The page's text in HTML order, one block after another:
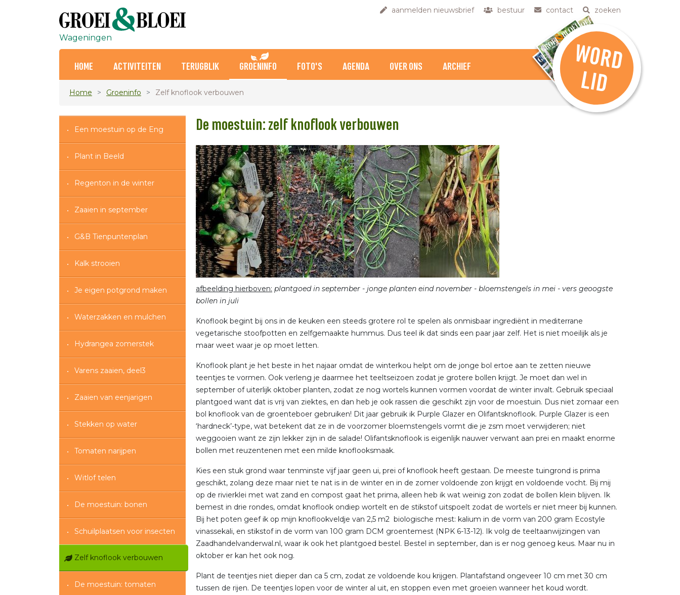
aanmelden nieuwsbrief bestuur contact zoeken
Wageningen
HOME ACTIVITEITEN TERUGBLIK GROENINFO FOTO'S AGENDA OVER ONS ARCHIEF W
O
R
D
L
ID
Home Groeninfo Zelf knoflook verbouwen
Een moestuin op de Eng
Plant in Beeld
Regenton in de winter
Zaaien in september
G&B Tienpuntenplan
Kalk strooien
Je eigen potgrond maken
Waterzakken en mulchen
Hydrangea zomerstek
Varens zaaien, deel3
Zaaien van eenjarigen
Stekken op water
Tomaten narijpen
Witlof telen
De moestuin: bonen
Schuilplaatsen voor insecten
Zelf knoflook verbouwen
De moestuin: tomaten
De moestuin: zelf knoflook verbouwen
afbeelding hierboven: plantgoed in september - jonge planten eind november - bloemstengels in mei - vers geoogste
bollen in juli
Knoflook begint bij ons in de keuken een steeds grotere rol te spelen als onmisbaar ingrediënt in mediterrane
vegetarische stoofpotten en zelfgemaakte hummus. Dus teel ik dat sinds een paar jaar zelf. Het is niet moeilijk als je
maar weet waar je op moet letten.
Knoflook plant je het beste in het najaar omdat de winterkou helpt om de jonge bol ertoe aan te zetten nieuwe
teentjes te vormen. Ook verleng je daarmee het teeltseizoen zodat je grotere bollen krijgt. Je moet dan wel in
september of uiterlijk oktober planten, zodat ze nog wortels kunnen vormen voordat de winter invalt. Gebruik speciaal
plantgoed want dat is vrij van ziektes, en dan heb je ook rassen die geschikt zijn voor de moestuin. Dus niet zomaar een
bol knoflook van de groenteboer gebruiken! Dit jaar gebruik ik Purple Glazer en Olifantsknoflook. Purple Glazer is een
‘hardneck’-type, wat betekent dat ze in de voorzomer bloemstengels vormt die je zsm moet verwijderen; niet
weggooien want ze zijn lekker zijn in de salade! Olifantsknoflook is eigenlijk nauwer verwant aan prei en maakt enorme
bollen met reuzentenen met een milde knoflooksmaak.
Kies een stuk grond waar tenminste vijf jaar geen ui, prei of knoflook heeft gestaan. De meeste tuingrond is prima
geschikt, zolang deze maar niet te nat is in de winter en in de zomer voldoende zon krijgt en voldoende vocht. Bij mij
op de rivierklei met wat zand en compost gaat het prima, alleen heb ik wat weinig zon zodat de bollen klein blijven. Ik
bemest in drie rondes, omdat knoflook ondiep wortelt en de stikstof uitspoelt zodat de wortels er niet meer bij kunnen.
Bij het poten geef ik op mijn knoflookveldje van 2,5 m2 biologische mest: kalium in de vorm van 200 gram Ecostyle
vinassekali, en stikstof in de vorm van 100 gram DCM groentemest (NPK 6-13-12). Ik volg de teeltaanwijzingen van
Zaadhandelvanderwal.nl, waar ik ook het plantgoed bestel. Bestel in september, dan is er nog genoeg keus. Maar nu in
oktober er kan het ook nog.
Plant de teentjes niet dieper dan ca 5 cm, zodat ze voldoende kou krijgen. Plantafstand ongeveer 10 cm met 30 cm
tussen de rijen. De teentjes lopen voor de winter al uit, en stoppen even met groeien wanneer het koud wordt.